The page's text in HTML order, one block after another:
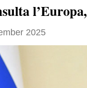
l’Europa,
2025